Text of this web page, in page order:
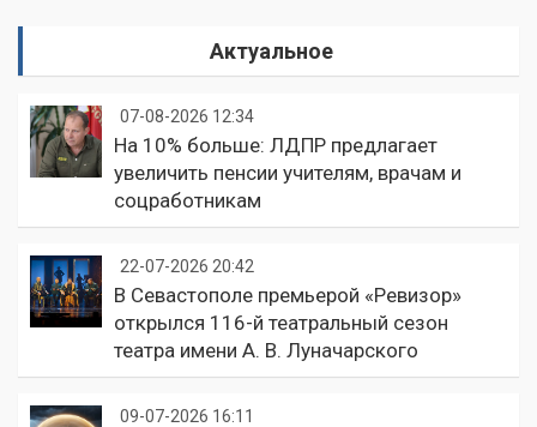
Актуальное
07-08-2026 12:34
На 10% больше: ЛДПР предлагает
увеличить пенсии учителям, врачам и
соцработникам
22-07-2026 20:42
В Севастополе премьерой «Ревизор»
открылся 116-й театральный сезон
театра имени А. В. Луначарского
09-07-2026 16:11